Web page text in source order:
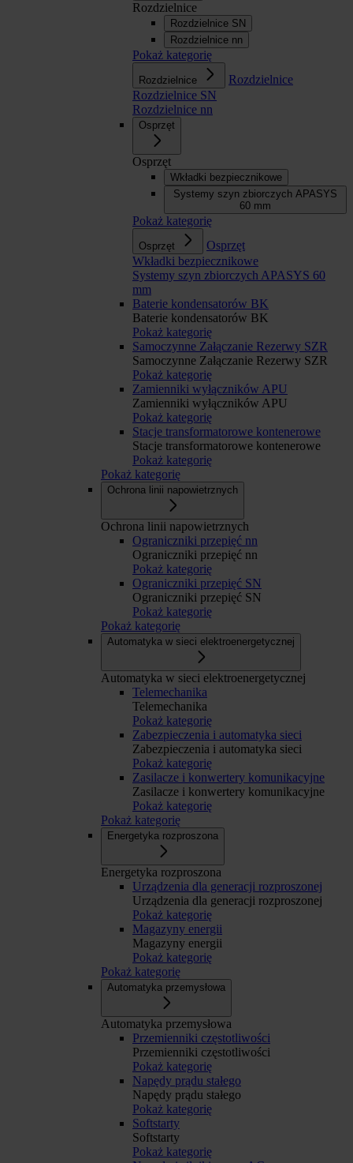
Rozdzielnice
Rozdzielnice SN
Rozdzielnice nn
Pokaż kategorię
Rozdzielnice
Rozdzielnice
Rozdzielnice SN
Rozdzielnice nn
Osprzęt
Osprzęt
Wkładki bezpiecznikowe
Systemy szyn zbiorczych APASYS
60 mm
Pokaż kategorię
Osprzęt
Osprzęt
Wkładki bezpiecznikowe
Systemy szyn zbiorczych APASYS 60
mm
Baterie kondensatorów BK
Baterie kondensatorów BK
Pokaż kategorię
Samoczynne Załączanie Rezerwy SZR
Samoczynne Załączanie Rezerwy SZR
Pokaż kategorię
Zamienniki wyłączników APU
Zamienniki wyłączników APU
Pokaż kategorię
Stacje transformatorowe kontenerowe
Stacje transformatorowe kontenerowe
Pokaż kategorię
Pokaż kategorię
Ochrona linii napowietrznych
Ochrona linii napowietrznych
Ograniczniki przepięć nn
Ograniczniki przepięć nn
Pokaż kategorię
Ograniczniki przepięć SN
Ograniczniki przepięć SN
Pokaż kategorię
Pokaż kategorię
Automatyka w sieci elektroenergetycznej
Automatyka w sieci elektroenergetycznej
Telemechanika
Telemechanika
Pokaż kategorię
Zabezpieczenia i automatyka sieci
Zabezpieczenia i automatyka sieci
Pokaż kategorię
Zasilacze i konwertery komunikacyjne
Zasilacze i konwertery komunikacyjne
Pokaż kategorię
Pokaż kategorię
Energetyka rozproszona
Energetyka rozproszona
Urządzenia dla generacji rozproszonej
Urządzenia dla generacji rozproszonej
Pokaż kategorię
Magazyny energii
Magazyny energii
Pokaż kategorię
Pokaż kategorię
Automatyka przemysłowa
Automatyka przemysłowa
Przemienniki częstotliwości
Przemienniki częstotliwości
Pokaż kategorię
Napędy prądu stałego
Napędy prądu stałego
Pokaż kategorię
Softstarty
Softstarty
Pokaż kategorię